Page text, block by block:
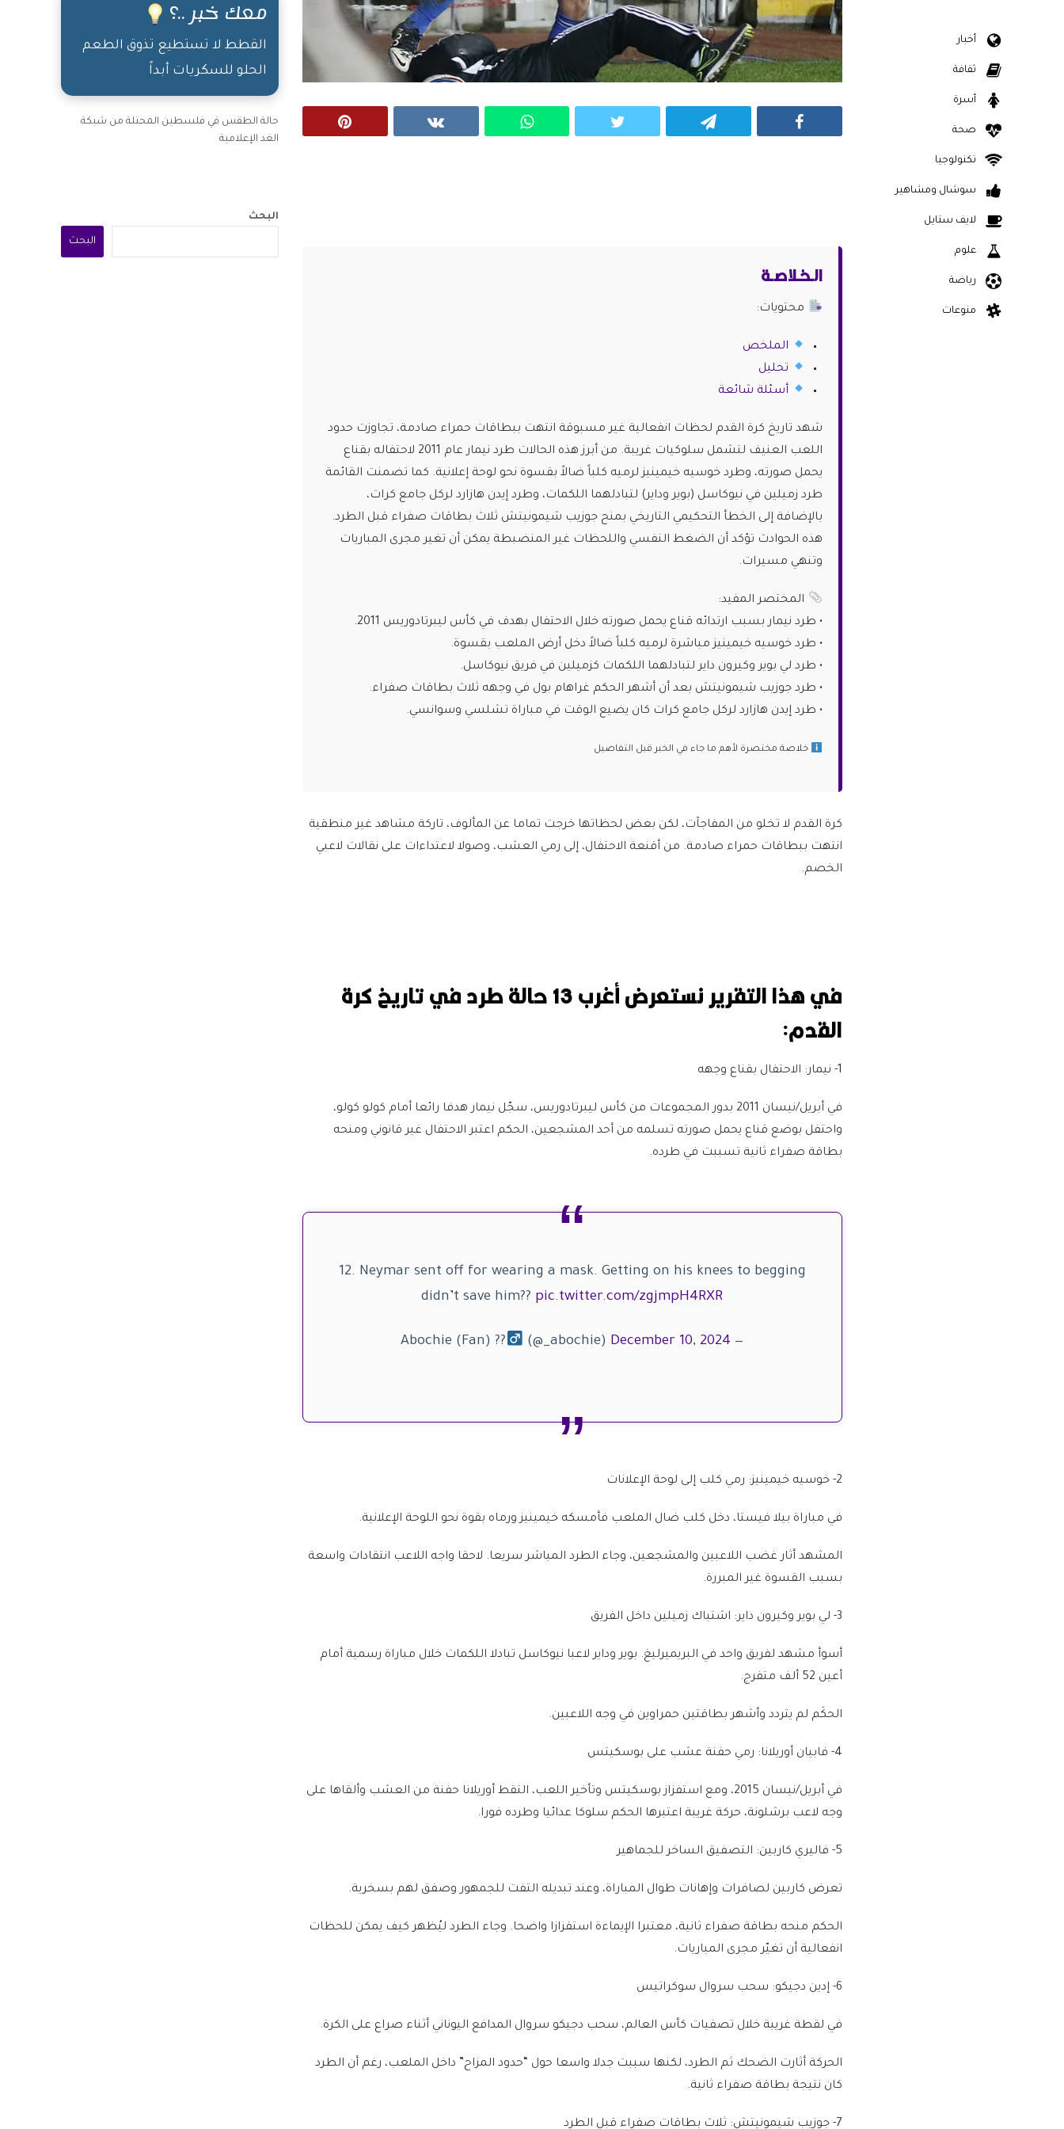
الـخـلاصـة
محتويات:
الملخص
تحليل
أسئلة شائعة
شهد تاريخ كرة القدم لحظات انفعالية غير مسبوقة انتهت ببطاقات حمراء صادمة، تجاوزت حدود
اللعب العنيف لتشمل سلوكيات غريبة. من أبرز هذه الحالات طرد نيمار عام 2011 لاحتفاله بقناع
يحمل صورته، وطرد خوسيه خيمينيز لرميه كلباً ضالاً بقسوة نحو لوحة إعلانية. كما تضمنت القائمة
طرد زميلين في نيوكاسل (بوير وداير) لتبادلهما اللكمات، وطرد إيدن هازارد لركل جامع كرات،
بالإضافة إلى الخطأ التحكيمي التاريخي بمنح جوزيب شيمونيتش ثلاث بطاقات صفراء قبل الطرد.
هذه الحوادث تؤكد أن الضغط النفسي واللحظات غير المنضبطة يمكن أن تغير مجرى المباريات
وتنهي مسيرات.
المختصر المفيد:
• طرد نيمار بسبب ارتدائه قناع يحمل صورته خلال الاحتفال بهدف في كأس ليبرتادوريس 2011.
• طرد خوسيه خيمينيز مباشرة لرميه كلباً ضالاً دخل أرض الملعب بقسوة.
• طرد لي بوير وكيرون داير لتبادلهما اللكمات كزميلين في فريق نيوكاسل.
• طرد جوزيب شيمونيتش بعد أن أشهر الحكم غراهام بول في وجهه ثلاث بطاقات صفراء.
• طرد إيدن هازارد لركل جامع كرات كان يضيع الوقت في مباراة تشلسي وسوانسي.
خلاصة مختصرة لأهم ما جاء في الخبر قبل التفاصيل
كرة القدم لا تخلو من المفاجآت، لكن بعض لحظاتها خرجت تماما عن المألوف، تاركة مشاهد غير منطقية
انتهت ببطاقات حمراء صادمة. من أقنعة الاحتفال، إلى رمي العشب، وصولا لاعتداءات على نقالات لاعبي
الخصم.
في هذا التقرير نستعرض أغرب 13 حالة طرد في تاريخ كرة
القدم:
1- نيمار: الاحتفال بقناع وجهه
في أبريل/نيسان 2011 بدور المجموعات من كأس ليبرتادوريس، سجّل نيمار هدفا رائعا أمام كولو كولو،
واحتفل بوضع قناع يحمل صورته تسلمه من أحد المشجعين، الحكم اعتبر الاحتفال غير قانوني ومنحه
بطاقة صفراء ثانية تسببت في طرده.
12. Neymar sent off for wearing a mask. Getting on his knees to begging
didn’t save him?? pic.twitter.com/zgjmpH4RXR
— Abochie (Fan) ??‍
(@_abochie) December 10, 2024
2- خوسيه خيمينيز: رمي كلب إلى لوحة الإعلانات
في مباراة بيلا فيستا، دخل كلب ضال الملعب فأمسكه خيمينيز ورماه بقوة نحو اللوحة الإعلانية.
المشهد أثار غضب اللاعبين والمشجعين، وجاء الطرد المباشر سريعا. لاحقا واجه اللاعب انتقادات واسعة
بسبب القسوة غير المبررة.
3- لي بوير وكيرون داير: اشتباك زميلين داخل الفريق
أسوأ مشهد لفريق واحد في البريميرليغ. بوير وداير لاعبا نيوكاسل تبادلا اللكمات خلال مباراة رسمية أمام
أعين 52 ألف متفرج.
الحكَم لم يتردد وأشهر بطاقتين حمراوين في وجه اللاعبين.
4- فابيان أوريلانا: رمي حفنة عشب على بوسكيتس
في أبريل/نيسان 2015، ومع استفزاز بوسكيتس وتأخير اللعب، التقط أوريلانا حفنة من العشب وألقاها على
وجه لاعب برشلونة، حركة غريبة اعتبرها الحكم سلوكا عدائيا وطرده فورا.
5- فاليري كاربين: التصفيق الساخر للجماهير
تعرض كاربين لصافرات وإهانات طوال المباراة، وعند تبديله التفت للجمهور وصفق لهم بسخرية.
الحكم منحه بطاقة صفراء ثانية، معتبرا الإيماءة استفزازا واضحا. وجاء الطرد ليُظهر كيف يمكن للحظات
انفعالية أن تغيّر مجرى المباريات.
6- إدين دجيكو: سحب سروال سوكراتيس
في لقطة غريبة خلال تصفيات كأس العالم، سحب دجيكو سروال المدافع اليوناني أثناء صراع على الكرة.
الحركة أثارت الضحك ثم الطرد، لكنها سببت جدلا واسعا حول “حدود المزاح” داخل الملعب، رغم أن الطرد
كان نتيجة بطاقة صفراء ثانية.
7- جوزيب شيمونيتش: ثلاث بطاقات صفراء قبل الطرد
معك خبر ..؟
القطط لا تستطيع تذوق الطعم
الحلو للسكريات أبداً
حالة الطقس في فلسطين المحتلة من شبكة
الغد الإعلامية
البحث
البحث
أخبار
ثقافة
أسرة
صحة
تكنولوجيا
سوشال ومشاهير
لايف ستايل
علوم
رياضة
منوعات